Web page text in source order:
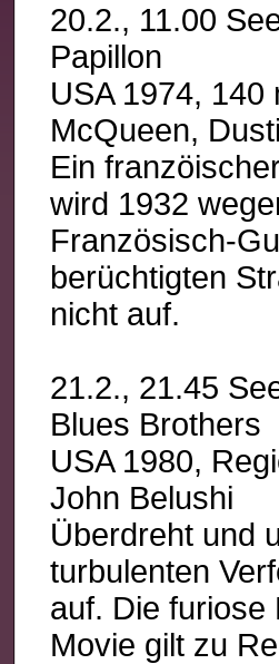
20.2., 11.00
Papillon
USA 1974, 140
McQueen,
Ein
wird 1932
Französisch-
berüchtigten
nicht auf.
21.2., 21.45
Blues Brothers
USA 1980,
John Belushi
Überdreht und
turbulenten
auf. Die furiose
Movie gilt zu